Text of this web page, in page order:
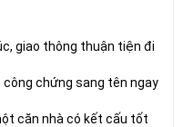
giao thông thuận tiện đi
công chứng sang tên ngay
căn nhà có kết cấu tốt